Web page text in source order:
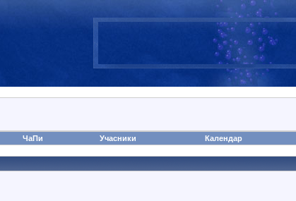
ЧаПи Учасники Календар